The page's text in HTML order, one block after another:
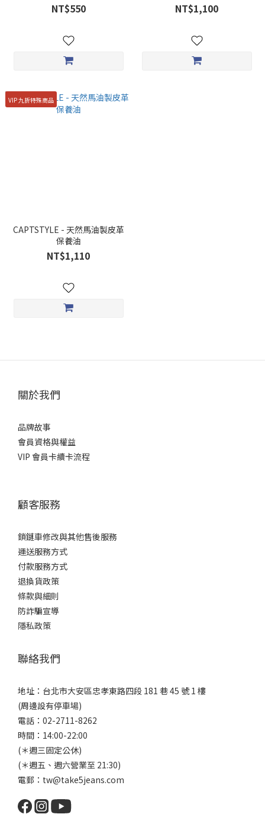
NT$550 NT$1,100
VIP 九折特殊商品
CAPTSTYLE - 天然馬油製皮革
保養油
NT$1,110
關於我們
品牌故事
會員資格與權益
VIP 會員卡續卡流程
顧客服務
鎖鏈車修改與其他售後服務
運送服務方式
付款服務方式
退換貨政策
條款與細則
防詐騙宣導
隱私政策
聯絡我們
地址：台北市大安區忠孝東路四段 181 巷 45 號 1 樓
(周邊設有停車場)
電話：02-2711-8262
時間：14:00-22:00
(＊週三固定公休)
(＊週五、週六營業至 21:30)
電郵：tw@take5jeans.com